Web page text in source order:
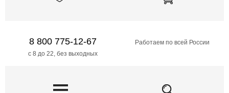
8 800 775-12-67
с 8 до 22, без выходных
Работаем по всей России